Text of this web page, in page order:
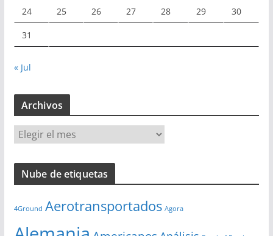
24 25 26 27 28 29 30
31
« Jul
Archivos
c
v
Nube de etiquetas
4Ground Aerotransportados Agora